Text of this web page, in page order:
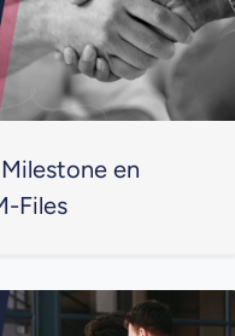
en
Files